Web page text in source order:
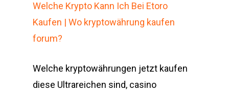
Welche Krypto Kann Ich Bei Etoro
Kaufen | Wo kryptowährung kaufen
forum?
Welche kryptowährungen jetzt kaufen
diese Ultrareichen sind, casino